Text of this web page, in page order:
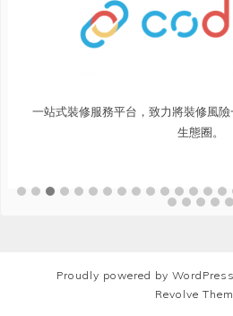
一站式裝修服務平台，致力將裝修風
生態圈。
Proudly powered by WordPress
Revolve